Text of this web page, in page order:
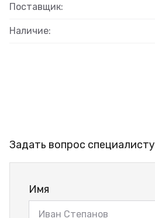
Поставщик:
Наличие:
Задать вопрос специалисту
Имя